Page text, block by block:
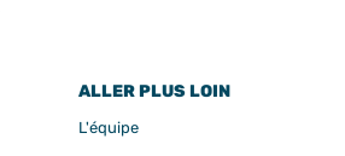
ALLER PLUS LOIN
L'équipe